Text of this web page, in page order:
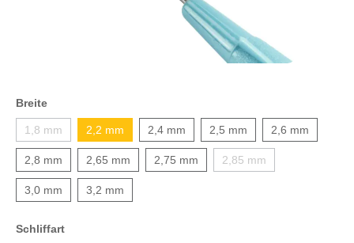
Breite
1,8 mm 2,2 mm 2,4 mm 2,5 mm 2,6 mm
2,8 mm 2,65 mm 2,75 mm 2,85 mm
3,0 mm 3,2 mm
Schliffart